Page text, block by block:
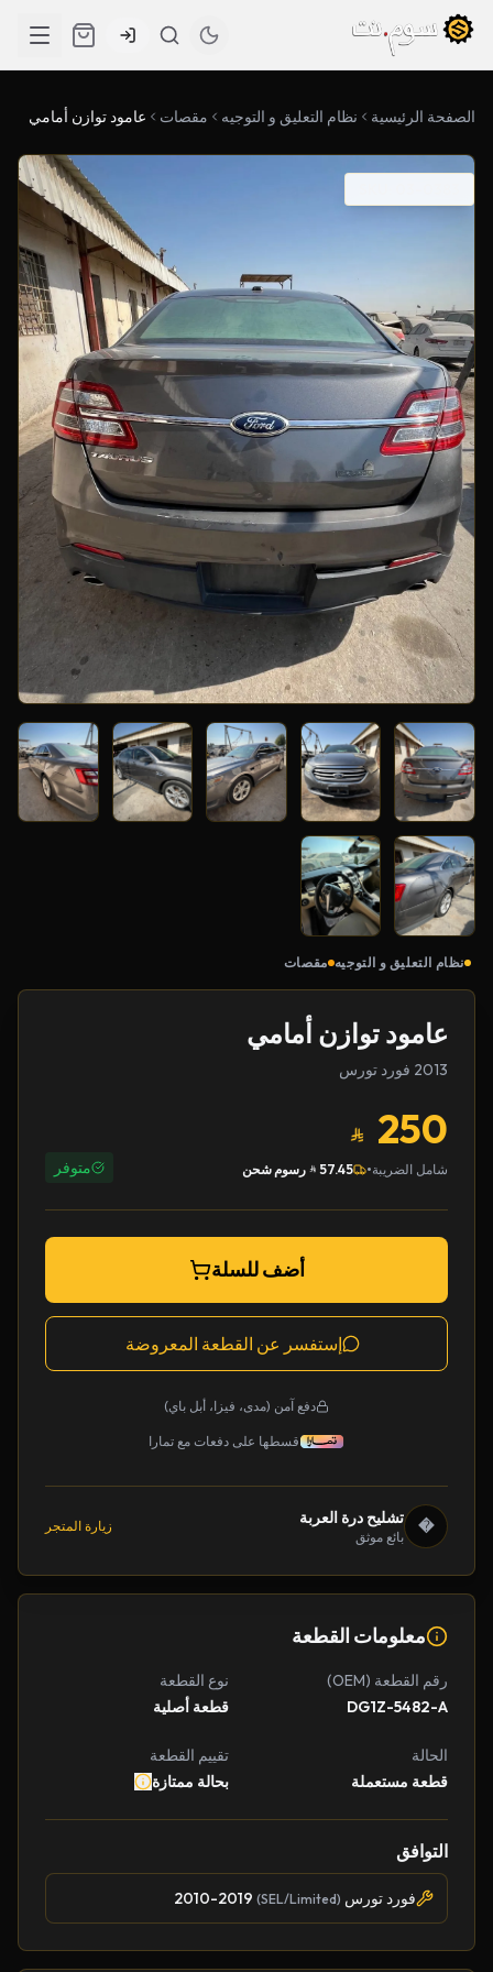
الصفحة الرئيسية نظام التعليق و التوجيه مقصات عامود توازن أمامي
نظام التعليق و التوجيه مقصات
عامود توازن أمامي
2013 فورد تورس
250
شامل الضريبة•
57.45 رسوم شحن متوفر
أضف للسلة
إستفسر عن القطعة المعروضة
دفع آمن (مدى، فيزا، أبل باي)
قسطها على دفعات مع تمارا
� تشليح درة العربة
بائع موثق
زيارة المتجر
معلومات القطعة
رقم القطعة (OEM)
DG1Z-5482-A
نوع القطعة
قطعة أصلية
الحالة
قطعة مستعملة
تقييم القطعة
بحالة ممتازة
التوافق
فورد تورس (SEL/Limited)